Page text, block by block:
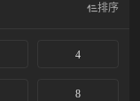
排序
4
8